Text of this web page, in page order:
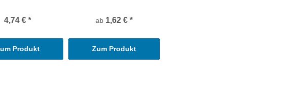
4,74 € *
Produkt
ab 1,62 € *
Zum Produkt